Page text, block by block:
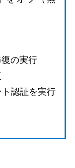
の実行
認証を実行